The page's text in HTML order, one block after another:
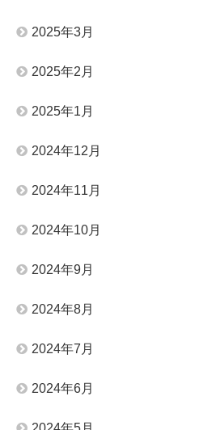
2025年3月
2025年2月
2025年1月
2024年12月
2024年11月
2024年10月
2024年9月
2024年8月
2024年7月
2024年6月